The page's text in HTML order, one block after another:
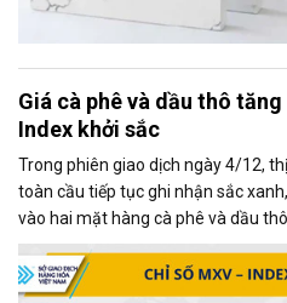
Giá cà phê và dầu thô
Index khởi sắc
Trong phiên giao dịch ngày 4/12,
toàn cầu tiếp tục ghi nhận sắc
vào hai mặt hàng cà phê và dầu
tăng gần 0,2%, đạt 2.382 điểm,
của thị trường.